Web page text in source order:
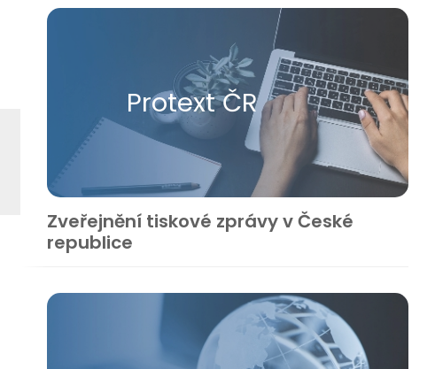
Protext ČR
Zveřejnění tiskové zprávy v České
republice